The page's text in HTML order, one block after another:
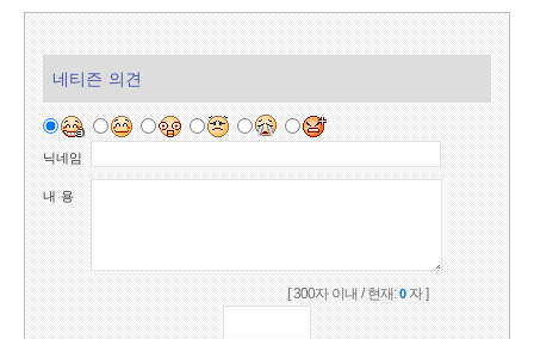
네티즌 의견
닉네임
내 용
[ 300자 이내 / 현재:0자 ]